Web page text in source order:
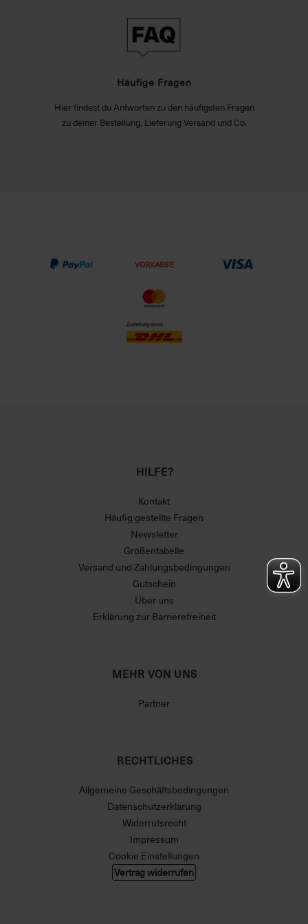
Häufige Fragen
Hier findest du Antworten zu den häufigsten Fragen
zu deiner Bestellung, Lieferung Versand und Co.
VORKASSE
HILFE?
Kontakt
Häufig gestellte Fragen
Newsletter
Größentabelle
Versand und Zahlungsbedingungen
Gutschein
Über uns
Erklärung zur Barrierefreiheit
MEHR VON UNS
Partner
RECHTLICHES
Allgemeine Geschäftsbedingungen
Datenschutzerklärung
Widerrufsrecht
Impressum
Cookie Einstellungen
Vertrag widerrufen